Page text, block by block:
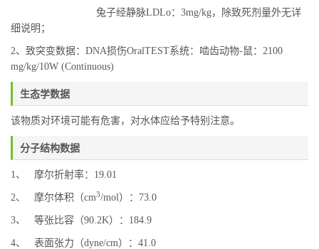
兔子经静脉LDLo：3mg/kg，除致死剂量外无详
细说明；
2、致突变数据：DNA损伤OralTEST系统：啮齿动物-鼠：2100
mg/kg/10W (Continuous)
生态学数据
该物质对环境可能有危害，对水体应给予特别注意。
分子结构数据
1、 摩尔折射率：19.01
2、 摩尔体积（cm3/mol）：73.0
3、 等张比容（90.2K）：184.9
4、 表面张力（dyne/cm）：41.0